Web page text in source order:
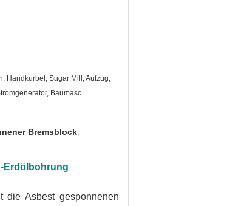
Handkurbel, Sugar Mill, Aufzug,
Baumasc
Bremsblock,
Erdölbohrung
die Asbest gesponnenen